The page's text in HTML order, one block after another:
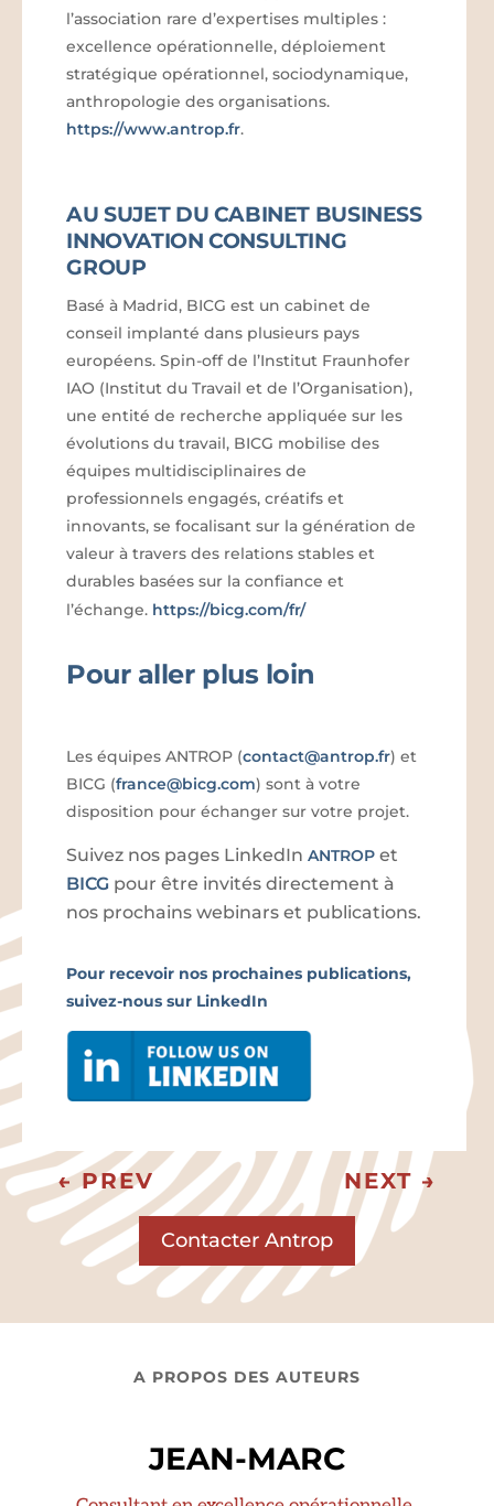
l’association rare d’expertises multiples :
excellence opérationnelle, déploiement
stratégique opérationnel, sociodynamique,
anthropologie des organisations.
https://www.antrop.fr.
AU SUJET DU CABINET BUSINESS
INNOVATION CONSULTING
GROUP
Basé à Madrid, BICG est un cabinet de
conseil implanté dans plusieurs pays
européens. Spin-off de l’Institut Fraunhofer
IAO (Institut du Travail et de l’Organisation),
une entité de recherche appliquée sur les
évolutions du travail, BICG mobilise des
équipes multidisciplinaires de
professionnels engagés, créatifs et
innovants, se focalisant sur la génération de
valeur à travers des relations stables et
durables basées sur la confiance et
l’échange. https://bicg.com/fr/
Pour aller plus loin
Les équipes ANTROP (contact@antrop.fr) et
BICG (france@bicg.com) sont à votre
disposition pour échanger sur votre projet.
Suivez nos pages LinkedInANTROP et
BICG pour être invités directement à
nos prochains webinars et publications.
Pour recevoir nos prochaines publications,
suivez-nous sur LinkedIn
←PREV NEXT →
Contacter Antrop
A PROPOS DES AUTEURS
JEAN-MARC